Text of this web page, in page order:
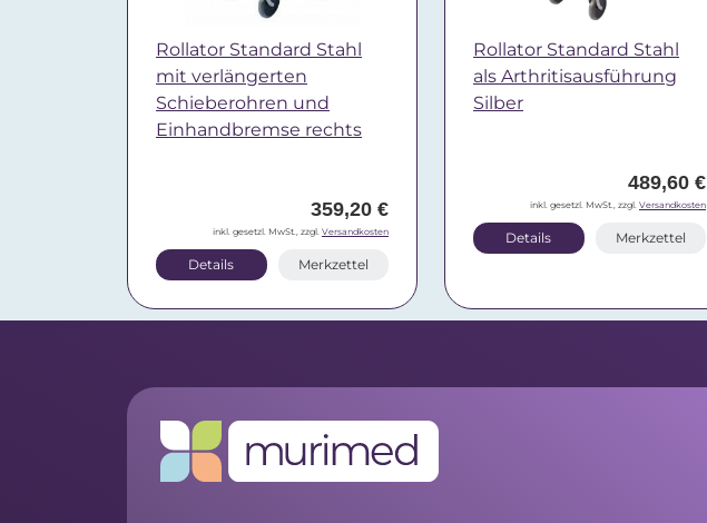
Rollator Standard Stahl
mit verlängerten
Schieberohren und
Einhandbremse rechts
359,20 €
inkl. gesetzl. MwSt., zzgl. Versandkosten
Details Merkzettel
Rollator Standard Stahl
als Arthritisausführung
Silber
489,60 €
inkl. gesetzl. MwSt., zzgl. Versandkosten
Details Merkzettel